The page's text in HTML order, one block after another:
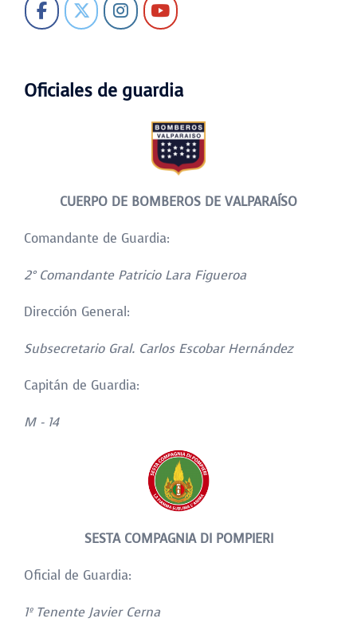
Oficiales de guardia
CUERPO DE BOMBEROS DE VALPARAÍSO
Comandante de Guardia:
2° Comandante Patricio Lara Figueroa
Dirección General:
Subsecretario Gral. Carlos Escobar Hernández
Capitán de Guardia:
M - 14
SESTA COMPAGNIA DI POMPIERI
Oficial de Guardia:
1º Tenente Javier Cerna